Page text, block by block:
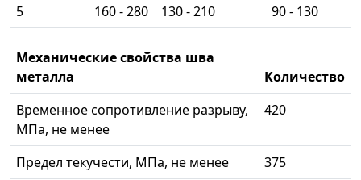
5
160 - 280 130 - 210 90 - 130
Механические свойства шва
металла
Количество
Временное сопротивление разрыву,
МПа, не менее
420
Предел текучести, МПа, не менее
375